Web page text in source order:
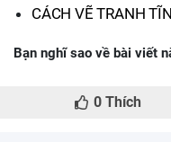
CÁCH VẼ TRANH
Bạn nghĩ sao về bài viết
0 Thích